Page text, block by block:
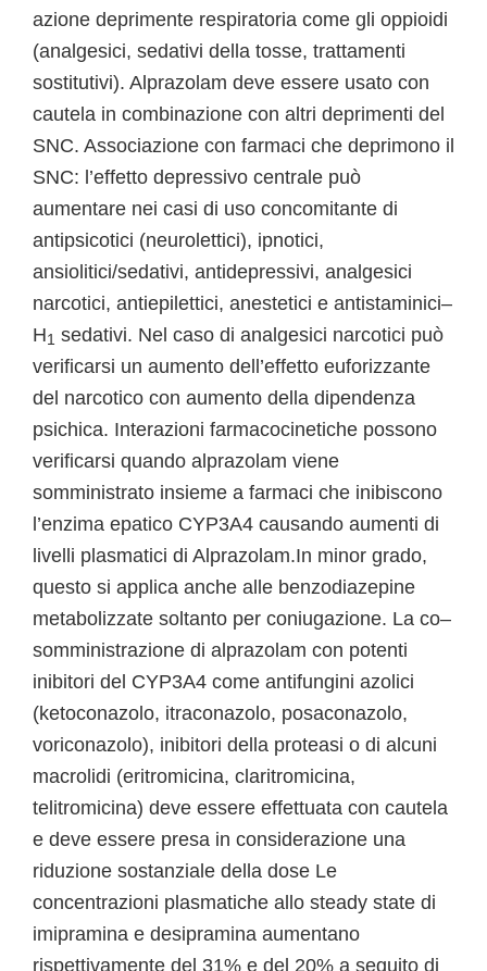
azione deprimente respiratoria come gli oppioidi
(analgesici, sedativi della tosse, trattamenti
sostitutivi). Alprazolam deve essere usato con
cautela in combinazione con altri deprimenti del
SNC. Associazione con farmaci che deprimono il
SNC: l’effetto depressivo centrale può
aumentare nei casi di uso concomitante di
antipsicotici (neurolettici), ipnotici,
ansiolitici/sedativi, antidepressivi, analgesici
narcotici, antiepilettici, anestetici e antistaminici–
H1 sedativi. Nel caso di analgesici narcotici può
verificarsi un aumento dell’effetto euforizzante
del narcotico con aumento della dipendenza
psichica. Interazioni farmacocinetiche possono
verificarsi quando alprazolam viene
somministrato insieme a farmaci che inibiscono
l’enzima epatico CYP3A4 causando aumenti di
livelli plasmatici di Alprazolam.In minor grado,
questo si applica anche alle benzodiazepine
metabolizzate soltanto per coniugazione. La co–
somministrazione di alprazolam con potenti
inibitori del CYP3A4 come antifungini azolici
(ketoconazolo, itraconazolo, posaconazolo,
voriconazolo), inibitori della proteasi o di alcuni
macrolidi (eritromicina, claritromicina,
telitromicina) deve essere effettuata con cautela
e deve essere presa in considerazione una
riduzione sostanziale della dose Le
concentrazioni plasmatiche allo steady state di
imipramina e desipramina aumentano
rispettivamente del 31% e del 20% a seguito di